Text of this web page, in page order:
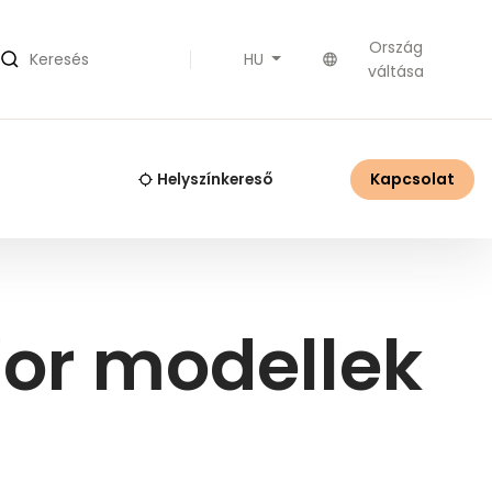
Keresés HU
Ország
váltása
Helyszínkereső Kapcsolat
modellek